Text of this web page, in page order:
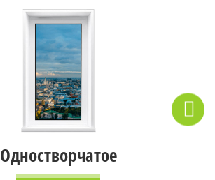
Одностворчатое